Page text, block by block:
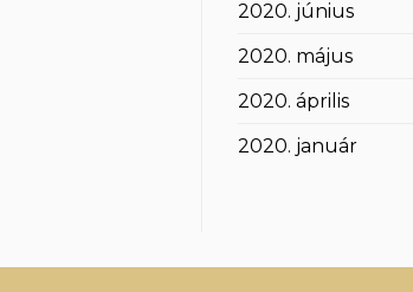
2020. június
2020. május
2020. április
2020. január